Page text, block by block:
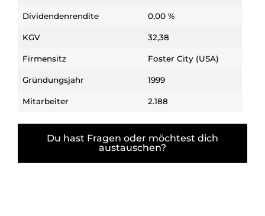
Dividendenrendite 0,00 %
KGV 32,38
Firmensitz Foster City (USA)
Gründungsjahr 1999
Mitarbeiter 2.188
Du hast Fragen oder möchtest dich
austauschen?